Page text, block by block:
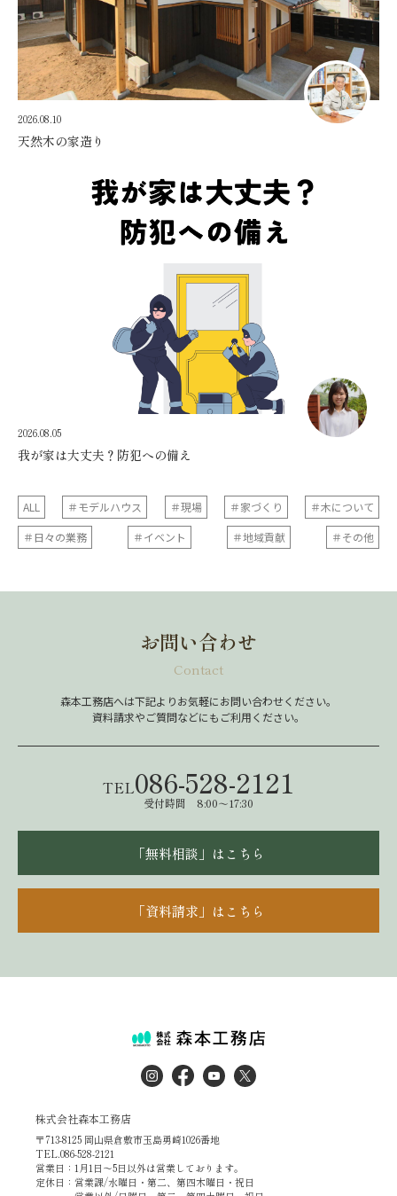
2026.08.10
天然木の家造り
2026.08.05
我が家は大丈夫？防犯への備え
ALL ＃モデルハウス ＃現場 ＃家づくり
＃木について
＃日々の業務
＃イベント ＃地域貢献 ＃その他
お問い合わせ
Contact
森本工務店へは下記よりお気軽にお問い合わせください。
資料請求やご質問などにもご利用ください。
TEL086-528-2121
受付時間 8:00～17:30
「無料相談」はこちら
「資料請求」はこちら
株式会社森本工務店
〒713-8125 岡山県倉敷市玉島勇崎1026番地
TEL.086-528-2121
営業日：1月1日～5日以外は営業しております。
定休日：営業課/水曜日・第二、第四木曜日・祝日